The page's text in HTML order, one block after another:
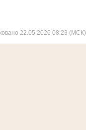
22.05.2026 08:23 (МСК)